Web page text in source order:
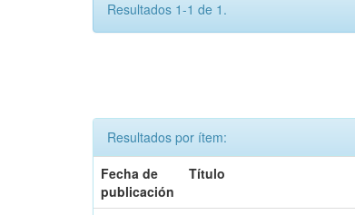
Resultados 1-1 de 1.
Resultados por ítem:
Fecha de
publicación
Título